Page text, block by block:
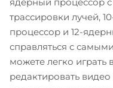
трассировки лучей,
процессор и 12-
справляться с
можете легко играть
редактировать